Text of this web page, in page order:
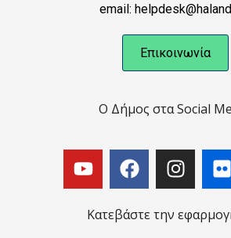
email:
Επικοινωνία
Ο Δήμος στα Social
Κατεβάστε την